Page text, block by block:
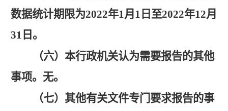
数据统计期限为2022年1月1日至2022年12月
31日。
（六）本行政机关认为需要报告的其他
事项。 无。
（七）其他有关文件专门要求报告的事